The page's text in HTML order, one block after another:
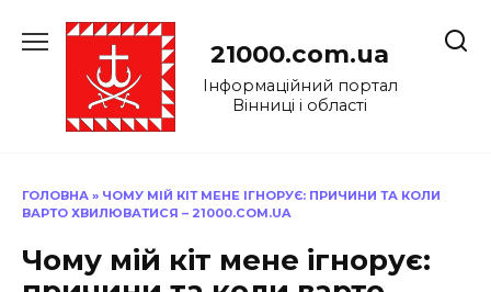
до
21000.com.ua
Інформаційний портал
Вінниці і області
ГОЛОВНА » ЧОМУ МІЙ КІТ МЕНЕ ІГНОРУЄ: ПРИЧИНИ ТА КОЛИ
ВАРТО ХВИЛЮВАТИСЯ – 21000.COM.UA
Чому мій кіт мене ігнорує: